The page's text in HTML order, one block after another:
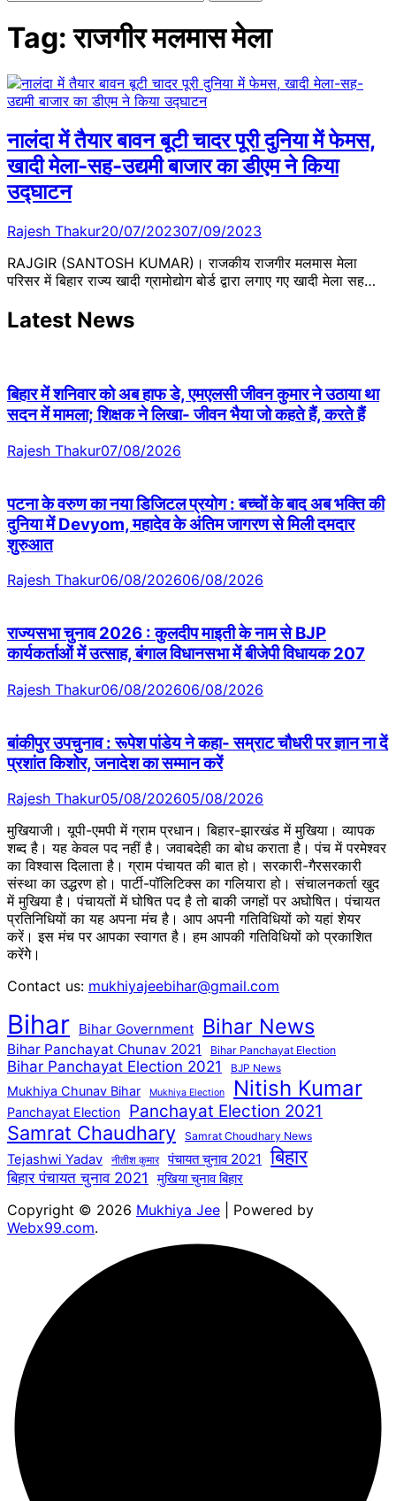
Tag:राजगीर मलमास मेला
नालंदा में तैयार बावन बूटी चादर पूरी दुनिया में फेमस,
खादी मेला-सह-उद्यमी बाजार का डीएम ने किया
उद्घाटन
Rajesh Thakur20/07/202307/09/2023
RAJGIR (SANTOSH KUMAR)। राजकीय राजगीर मलमास मेला
परिसर में बिहार राज्य खादी ग्रामोद्योग बोर्ड द्वारा लगाए गए खादी मेला सह…
Latest News
बिहार में शनिवार को अब हाफ डे, एमएलसी जीवन कुमार ने उठाया था
सदन में मामला; शिक्षक ने लिखा- जीवन भैया जो कहते हैं, करते हैं
Rajesh Thakur07/08/2026
पटना के वरुण का नया डिजिटल प्रयोग : बच्चों के बाद अब भक्ति की
दुनिया में Devyom, महादेव के अंतिम जागरण से मिली दमदार
शुरुआत
Rajesh Thakur06/08/202606/08/2026
राज्यसभा चुनाव 2026 : कुलदीप माइती के नाम से BJP
कार्यकर्ताओं में उत्साह, बंगाल विधानसभा में बीजेपी विधायक 207
Rajesh Thakur06/08/202606/08/2026
बांकीपुर उपचुनाव : रूपेश पांडेय ने कहा- सम्राट चौधरी पर ज्ञान ना दें
प्रशांत किशोर, जनादेश का सम्मान करें
Rajesh Thakur05/08/202605/08/2026
मुखियाजी। यूपी-एमपी में ग्राम प्रधान। बिहार-झारखंड में मुखिया। व्यापक
शब्द है। यह केवल पद नहीं है। जवाबदेही का बोध कराता है। पंच में परमेश्वर
का विश्वास दिलाता है। ग्राम पंचायत की बात हो। सरकारी-गैरसरकारी
संस्था का उद्धरण हो। पार्टी-पॉलिटिक्स का गलियारा हो। संचालनकर्ता खुद
में मुखिया है। पंचायतों में घोषित पद है तो बाकी जगहों पर अघोषित। पंचायत
प्रतिनिधियों का यह अपना मंच है। आप अपनी गतिविधियों को यहां शेयर
करें। इस मंच पर आपका स्वागत है। हम आपकी गतिविधियों को प्रकाशित
करेंगेे।
Contact us: mukhiyajeebihar@gmail.com
Bihar Bihar Government Bihar News
Bihar Panchayat Chunav 2021 Bihar Panchayat Election
Bihar Panchayat Election 2021 BJP News
Mukhiya Chunav Bihar Mukhiya Election Nitish Kumar
Panchayat Election Panchayat Election 2021
Samrat Chaudhary Samrat Choudhary News
Tejashwi Yadav नीतीश कुमार पंचायत चुनाव 2021 बिहार
बिहार पंचायत चुनाव 2021 मुखिया चुनाव बिहार
Copyright © 2026 Mukhiya Jee | Powered by
Webx99.com.